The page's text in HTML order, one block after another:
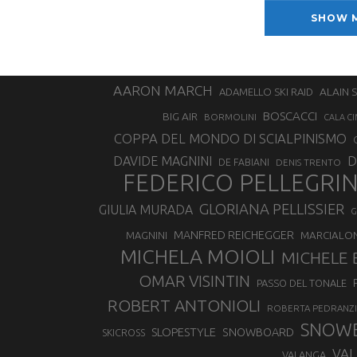
SHOW
AARON MARCH ADAMELLO SKI RAID ALAIN
BIG AIR
BORMOLINI BOSCACCI CALA
COPPA DEL MONDO DI SCIALPINISMO
DAVIDE MAGNINI DE FABIANI DENIS TRENTO
FEDERICO
GIULIA MURADA GLORIANA PELLISSIER
MAGNINI MANFRED REICHEGGER
MICHELA MOIOLI MICHELE
OMAR VISINTIN PASSO DEL TONALE
ROBERT ANTONIOLI ROBERTA
SKICROSS SLOPESTYLE SNOWBOARD
VALANGA